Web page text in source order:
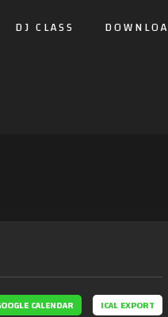
DJ CLASS
CALENDAR ICAL EXPORT